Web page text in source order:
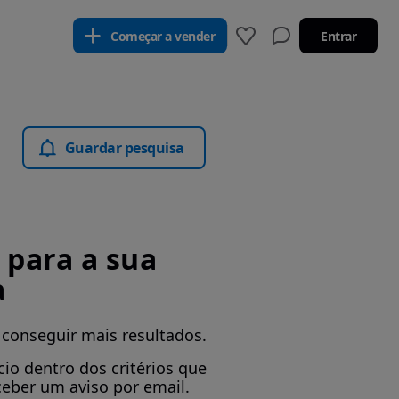
Começar a vender Entrar
Guardar pesquisa
a sua
mais resultados.
dentro dos critérios que
um aviso por email.